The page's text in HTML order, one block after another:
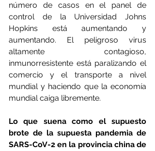
número de casos en el panel de
control de la Universidad Johns
Hopkins está aumentando y
aumentando. El peligroso virus
altamente contagioso,
inmunorresistente está paralizando el
comercio y el transporte a nivel
mundial y haciendo que la economía
mundial caiga libremente.
Lo que suena como el supuesto
brote de la supuesta pandemia de
SARS-CoV-2 en la provincia china de